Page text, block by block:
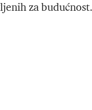
za budućnost.